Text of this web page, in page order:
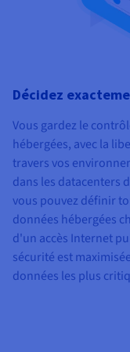
Décidez
Vous gardez le
hébergées, avec la
travers vos
dans les datacenters
vous pouvez définir
données hébergées
d'un accès Internet
sécurité est
données les plus